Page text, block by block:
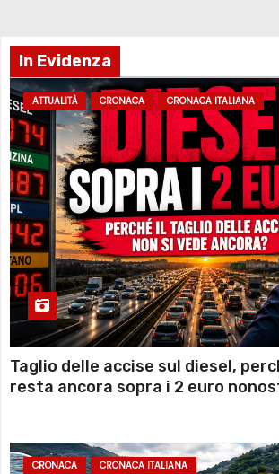
In Evidenza
ATTUALITÀ CRONACA CRONACA ITALIANA
Taglio delle accise sul diesel,
resta ancora sopra i 2 euro
CRONACA CRONACA ITALIANA